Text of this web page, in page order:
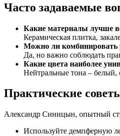
Часто задаваемые
Какие материалы лучше
Керамическая плитка,
Можно ли комбинировать
Да, но важно соблюдать
Какие цвета наиболее
Нейтральные тона – белый,
Практические
Александр Синицын, опытный
Используйте демпферную